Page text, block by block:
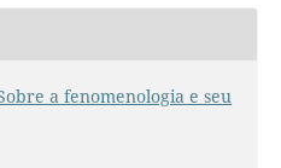
a fenomenologia e seu